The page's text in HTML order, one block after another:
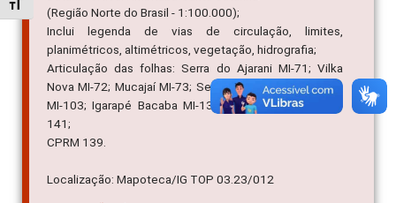
Alternar tamanho da fonte
(Região Norte do Brasil - 1:100.000);
Inclui legenda de vias de circulação, limites,
planimétricos, altimétricos, vegetação, hidrografia;
Articulação das folhas: Serra do Ajarani MI-71; Vilka
Nova MI-72; Mucajaí MI-73; Serra da Mocidade MI-101;
MI-103; Igarapé Bacaba MI-139; Ilha Audi MI-140; MI-
141;
CPRM 139.
Localização: Mapoteca/IG TOP 03.23/012